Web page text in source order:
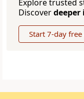
Explore trusted
Discover
Start 7-day